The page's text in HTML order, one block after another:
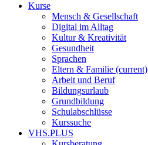
Kurse
Mensch & Gesellschaft
Digital im Alltag
Kultur & Kreativität
Gesundheit
Sprachen
Eltern & Familie (current)
Arbeit und Beruf
Bildungsurlaub
Grundbildung
Schulabschlüsse
Kurssuche
VHS.PLUS